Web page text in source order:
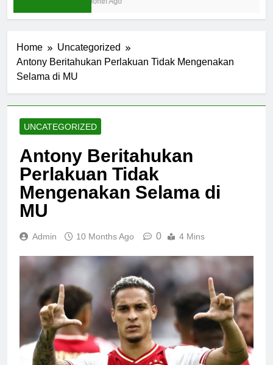
Home
Uncategorized
Antony Beritahukan Perlakuan Tidak Mengenakan
Selama di MU
UNCATEGORIZED
Antony Beritahukan
Perlakuan Tidak
Mengenakan Selama di
MU
Admin 10 Months Ago 0 4 Mins